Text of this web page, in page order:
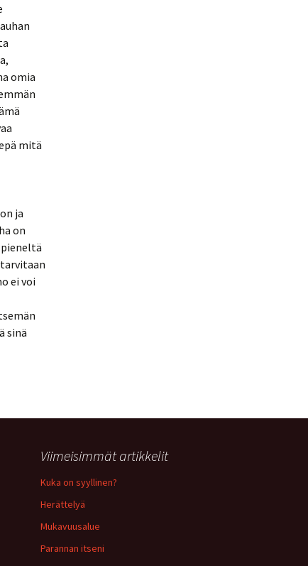
omia
mitä
ja
on
ei voi
sinä
Viimeisimmät artikkelit
Kuka on syyllinen?
Herättelyä
Mukavuusalue
Parannan itseni